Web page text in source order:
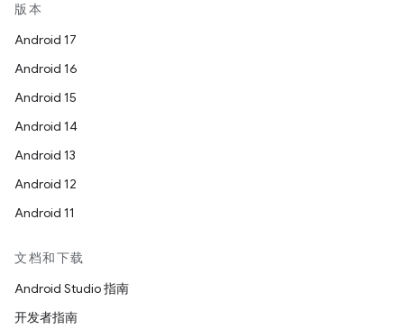
版本
Android 17
Android 16
Android 15
Android 14
Android 13
Android 12
Android 11
文档和下载
Android Studio 指南
开发者指南